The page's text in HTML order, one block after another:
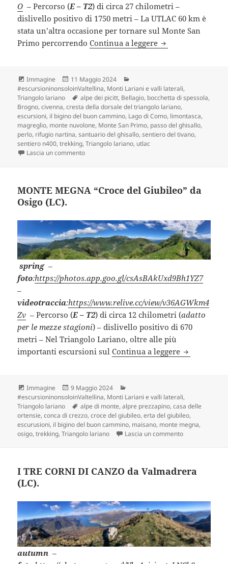
O – Percorso (E – T2) di circa 27 chilometri –
dislivello positivo di 1750 metri – La UTLAC 60 km è
stata un’altra occasione per tornare sul Monte San
Primo percorrendoContinua a leggere . MONTE SAN
Formato
Immagine
Scritto
il
11 Maggio 2024
#escursioninonsoloinValtellina, Monti Lariani e valli laterali,
Triangolo lariano
Tag
alpe dei picitt, Bellagio, bocchetta di spessola,
Brogno,civenna,cresta della dorsale del triangolo lariano,
escursioni, il bigino del buon cammino, Lago di Como, limontasca,
magreglio, monte nuvolone, Monte San Primo, passo del ghisallo,
perlo, rifugio nartina,santuario del ghisallo,sentiero del tivano,
sentiero n400,trekking,Triangolo lariano, utlac
Lascia un commentosu . MONTE SAN PRIMO “UTLAC” da Civenna (LC).
MONTE MEGNA “Croce del Giubileo” da
Osigo (LC).
spring–
foto:https://photos.app.goo.gl/csAsBAkUxd9Bh1YZ7
–
videotraccia:https://www.relive.cc/view/v36AGWkm4
Zv – Percorso (E – T2) di circa 12 chilometri (adatto
per le mezze stagioni) – dislivello positivo di 670
metri – Nel Triangolo Lariano, oltre alle più
importanti escursioni sulContinua a leggere MONTE
Formato
Immagine
Scritto
il
9 Maggio 2024
#escursioninonsoloinValtellina, Monti Lariani e valli laterali,
Triangolo lariano
Tag
alpe di monte,alpre prezzapino,casa delle
ortensie,conca di crezzo,croce del giubileo,erta del giubileo,
escurusioni, il bigino del buon cammino, maisano, monte megna,
osigo,trekking,Triangolo lariano Lascia un commentosu MONTE
I TRE CORNI DI CANZO da Valmadrera
(LC).
autumn –